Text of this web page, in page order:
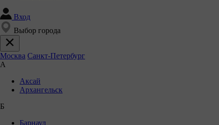
Вход
Выбор города
Москва Санкт-Петербург
А
Аксай
Архангельск
Б
Барнаул